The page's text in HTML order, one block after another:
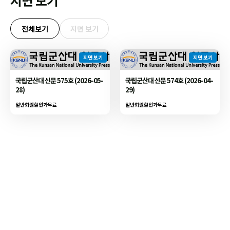
전체보기 지면 보기
지면 보기
국립군산대 신문 575호 (2026-05-
28)
일반회원할인가무료
지면 보기
국립군산대 신문 574호 (2026-04-
29)
일반회원할인가무료